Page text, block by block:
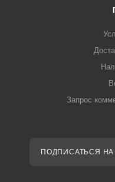
Запрос
ПОДПИСАТЬСЯ